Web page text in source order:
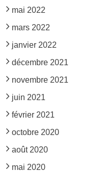
mai 2022
mars 2022
janvier 2022
décembre 2021
novembre 2021
juin 2021
février 2021
octobre 2020
août 2020
mai 2020